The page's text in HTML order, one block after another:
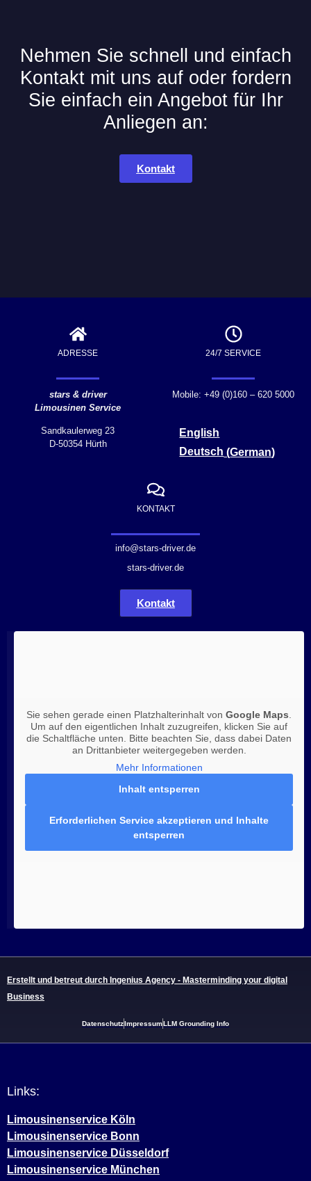
Nehmen Sie schnell und einfach
Kontakt mit uns auf oder fordern
Sie einfach ein Angebot für Ihr
Anliegen an:
Kontakt
ADRESSE
stars & driver
Limousinen Service
Sandkaulerweg 23
D-50354 Hürth
24/7 SERVICE
Mobile: +49 (0)160 – 620 5000
English
Deutsch (German)
KONTAKT
info@stars-driver.de
stars-driver.de
Kontakt
Sie sehen gerade einen Platzhalterinhalt von Google Maps.
Um auf den eigentlichen Inhalt zuzugreifen, klicken Sie auf
die Schaltfläche unten. Bitte beachten Sie, dass dabei Daten
an Drittanbieter weitergegeben werden.
Mehr Informationen
Inhalt entsperren
Erforderlichen Service akzeptieren und Inhalte
entsperren
Erstellt und betreut durch Ingenius Agency - Masterminding your digital
Business
DatenschutzImpressumLLM Grounding Info
Links:
Limousinenservice Köln
Limousinenservice Bonn
Limousinenservice Düsseldorf
Limousinenservice München